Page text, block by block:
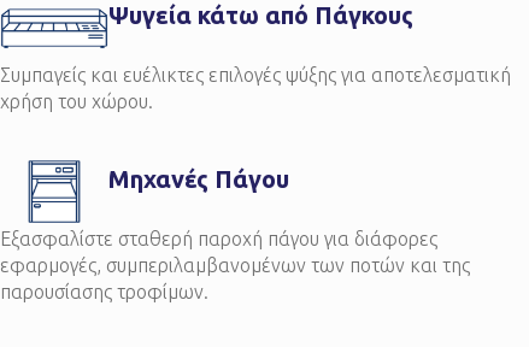
Ψυγεία κάτω από Πάγκους
Συμπαγείς και ευέλικτες επιλογές ψύξης για αποτελεσματική
χρήση του χώρου.
Μηχανές Πάγου
Εξασφαλίστε σταθερή παροχή πάγου για διάφορες
εφαρμογές, συμπεριλαμβανομένων των ποτών και της
παρουσίασης τροφίμων.